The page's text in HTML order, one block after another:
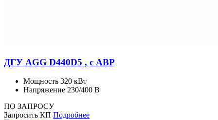
ДГУ AGG D440D5 , с АВР
Мощность 320 кВт
Напряжение 230/400 В
ПО ЗАПРОСУ
Запросить КП Подробнее